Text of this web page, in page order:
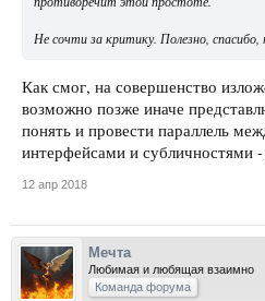
Не сочти за критику. Полезно, спасибо,
Как смог, на совершенство
возможно позже иначе
понять и провести параллель
интерфейсами и субличностями
12 апр 2018
Мечта
Любимая и любящая взаимно
Команда форума